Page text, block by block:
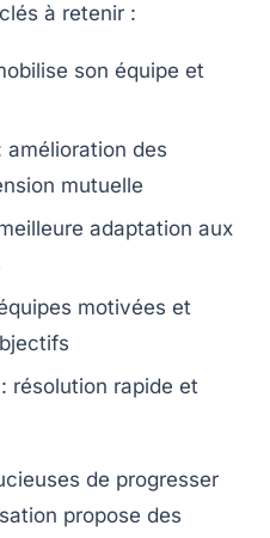
à retenir :
son équipe et
amélioration des
mutuelle
adaptation aux
motivées et
résolution rapide et
de progresser
propose des